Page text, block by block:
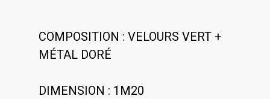
COMPOSITION : VELOURS VERT +
MÉTAL DORÉ
DIMENSION : 1M20